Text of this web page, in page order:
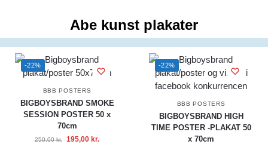
Abe kunst plakater
-22%
BBB POSTERS
BIGBOYSBRAND SMOKE
SESSION POSTER 50 x
70cm
250,00kr. 195,00 kr.
-22%
BBB POSTERS
BIGBOYSBRAND HIGH
TIME POSTER -PLAKAT 50
x 70cm